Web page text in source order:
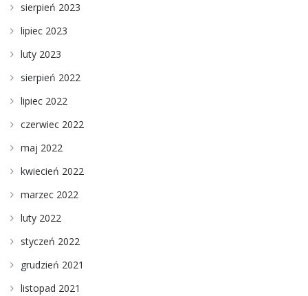
sierpień 2023
lipiec 2023
luty 2023
sierpień 2022
lipiec 2022
czerwiec 2022
maj 2022
kwiecień 2022
marzec 2022
luty 2022
styczeń 2022
grudzień 2021
listopad 2021